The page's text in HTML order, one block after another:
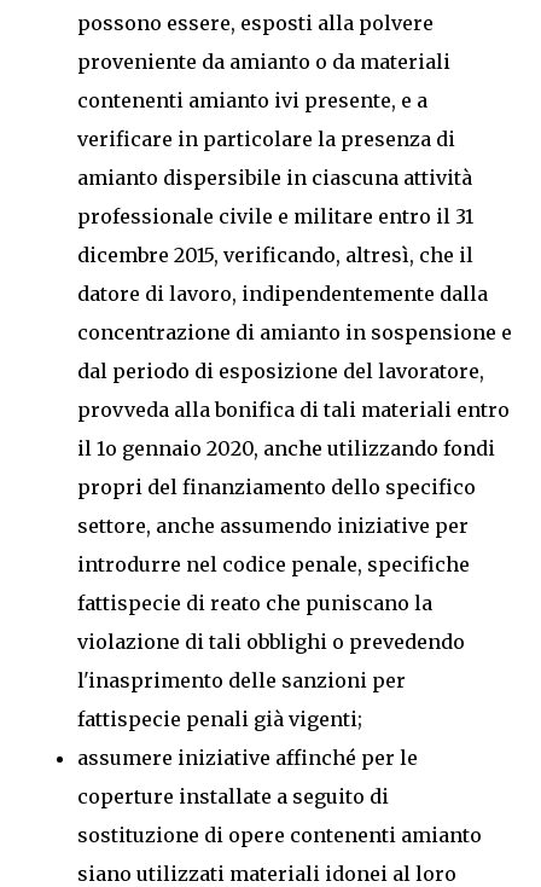
possono essere, esposti alla polvere
proveniente da amianto o da materiali
contenenti amianto ivi presente, e a
verificare in particolare la presenza di
amianto dispersibile in ciascuna attività
professionale civile e militare entro il 31
dicembre 2015, verificando, altresì, che il
datore di lavoro, indipendentemente dalla
concentrazione di amianto in sospensione e
dal periodo di esposizione del lavoratore,
provveda alla bonifica di tali materiali entro
il 1o gennaio 2020, anche utilizzando fondi
propri del finanziamento dello specifico
settore, anche assumendo iniziative per
introdurre nel codice penale, specifiche
fattispecie di reato che puniscano la
violazione di tali obblighi o prevedendo
l'inasprimento delle sanzioni per
fattispecie penali già vigenti;
assumere iniziative affinché per le
coperture installate a seguito di
sostituzione di opere contenenti amianto
siano utilizzati materiali idonei al loro